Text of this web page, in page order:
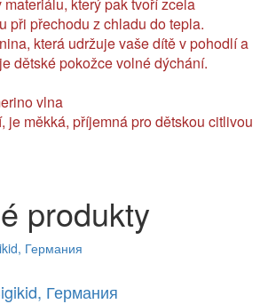
při přechodu z chladu do tepla.
která udržuje vaše dítě v pohodlí a
dětské pokožce volné dýchání.
vlna
je měkká, příjemná pro dětskou citlivou
produkty
Германия